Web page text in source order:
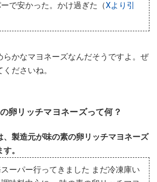
で安かった。かけ過ぎた（Xより引
らかなマヨネーズなんだそうですよ。ぜ
ださいね。
卵リッチマヨネーズって何？
、製造元が味の素の卵リッチマヨネーズ
。
ーパー行ってきました まだ冷凍庫い